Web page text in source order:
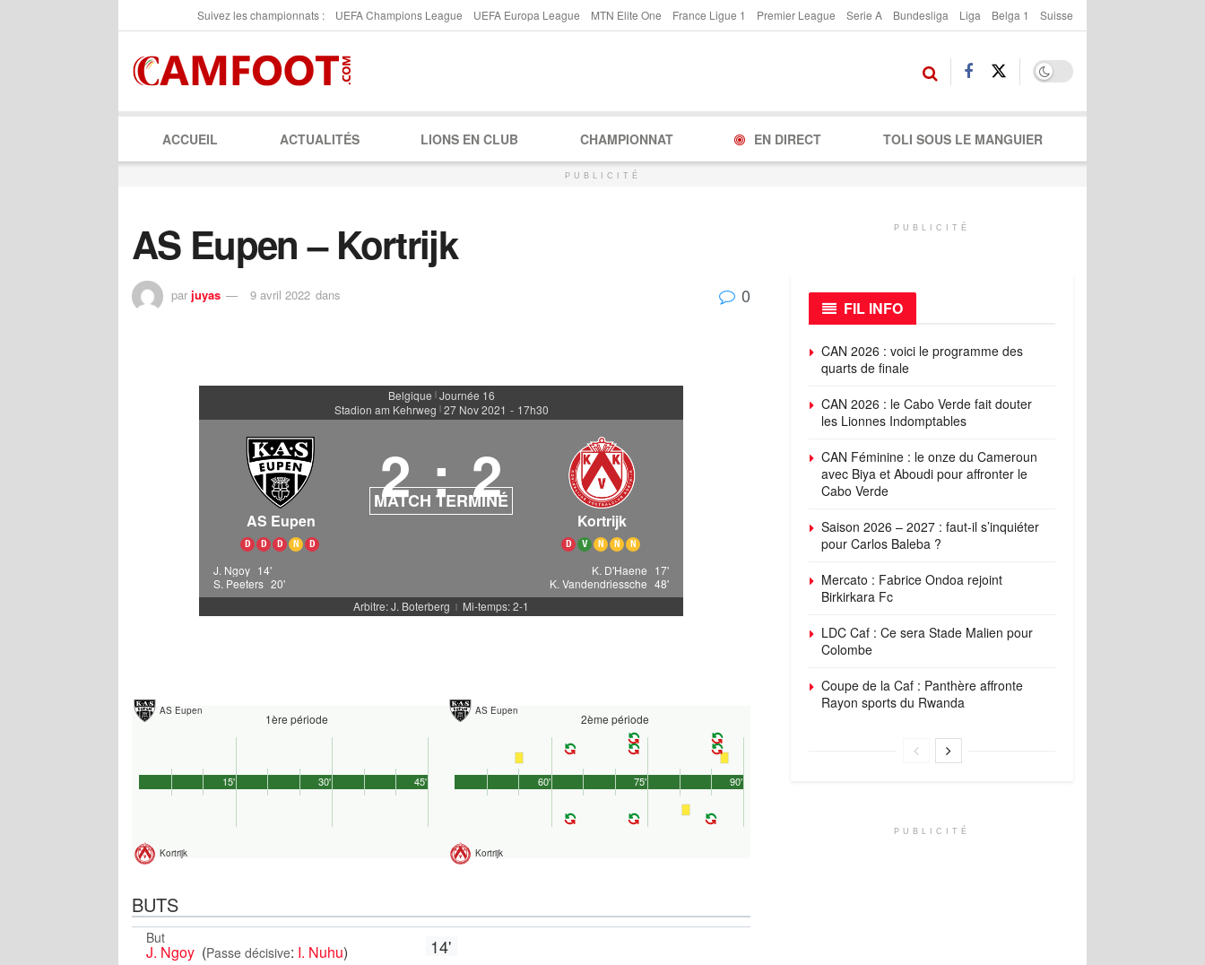
Suivez les championnats : UEFA Champions League UEFA Europa League MTN Elite One France Ligue 1 Premier League Serie A Bundesliga Liga Belga 1 Suisse
ACCUEIL ACTUALITÉS LIONS EN CLUB CHAMPIONNAT EN DIRECT TOLI SOUS LE MANGUIER
PUBLICITÉ
AS Eupen – Kortrijk
par juyas 9 avril 2022 dans 0
Belgique | Journée 16
Stadion am Kehrweg | 27 Nov 2021 - 17h30
AS Eupen
D D D N D
2 : 2
MATCH TERMINÉ
Kortrijk
D V N N N
J. Ngoy 14'
S. Peeters 20'
K. D'Haene 17'
K. Vandendriessche 48'
Arbitre: J. Boterberg
| Mi-temps: 2-1
AS Eupen
1ère période
Kortrijk
45'
15' 30'
AS Eupen
2ème période
Kortrijk
90'
60' 75'
BUTS
But
J. Ngoy (Passe décisive: I. Nuhu)
14'
PUBLICITÉ
FIL INFO
CAN 2026 : voici le programme des
quarts de finale
CAN 2026 : le Cabo Verde fait douter
les Lionnes Indomptables
CAN Féminine : le onze du Cameroun
avec Biya et Aboudi pour affronter le
Cabo Verde
Saison 2026 – 2027 : faut-il s’inquiéter
pour Carlos Baleba ?
Mercato : Fabrice Ondoa rejoint
Birkirkara Fc
LDC Caf : Ce sera Stade Malien pour
Colombe
Coupe de la Caf : Panthère affronte
Rayon sports du Rwanda
PUBLICITÉ